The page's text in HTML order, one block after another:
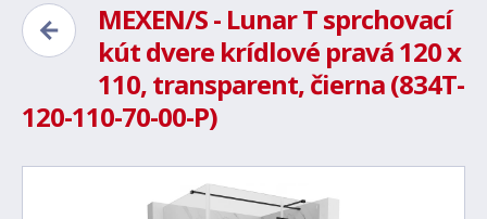
MEXEN/S - Lunar T sprchovací
kút dvere krídlové pravá 120 x
110, transparent, čierna (834T-
120-110-70-00-P)